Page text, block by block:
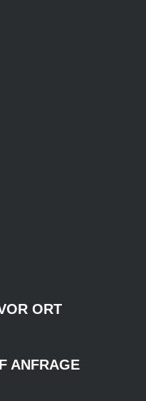
ORT
ANFRAGE